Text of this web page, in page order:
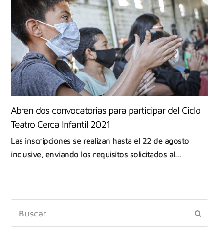
Abren dos convocatorias para participar del Ciclo
Teatro Cerca Infantil 2021
Las inscripciones se realizan hasta el 22 de agosto
inclusive, enviando los requisitos solicitados al…